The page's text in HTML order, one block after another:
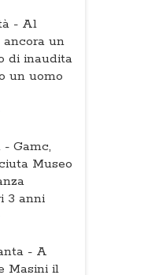
- Al
ancora un
di inaudita
un uomo
- Gamc,
Museo
3 anni
- A
Masini il